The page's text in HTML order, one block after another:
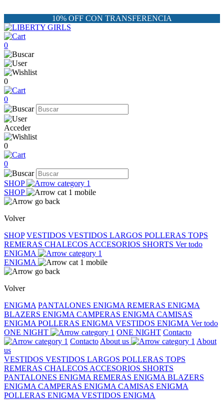
10% OFF CON TRANSFERENCIA
0
0
0
Acceder
0
0
SHOP
SHOP
Volver
SHOP VESTIDOS VESTIDOS LARGOS POLLERAS TOPS
REMERAS CHALECOS ACCESORIOS SHORTS Ver todo
ENIGMA
ENIGMA
Volver
ENIGMA PANTALONES ENIGMA REMERAS ENIGMA
BLAZERS ENIGMA CAMPERAS ENIGMA CAMISAS
ENIGMA POLLERAS ENIGMA VESTIDOS ENIGMA Ver todo
ONE NIGHT
ONE NIGHT Contacto
Contacto About us
About
us
VESTIDOS VESTIDOS LARGOS POLLERAS TOPS
REMERAS CHALECOS ACCESORIOS SHORTS
PANTALONES ENIGMA REMERAS ENIGMA BLAZERS
ENIGMA CAMPERAS ENIGMA CAMISAS ENIGMA
POLLERAS ENIGMA VESTIDOS ENIGMA